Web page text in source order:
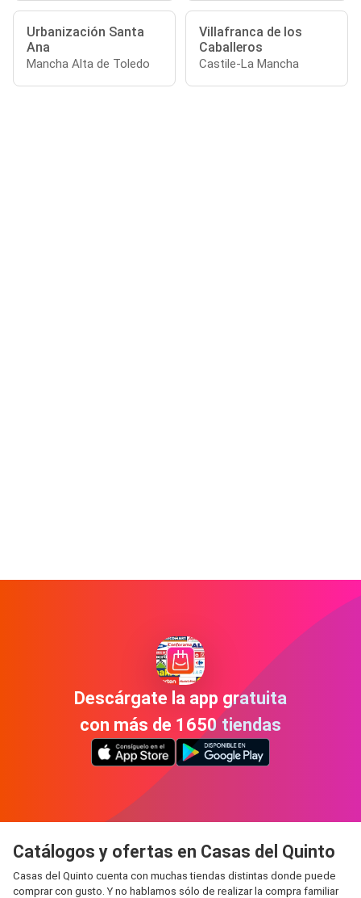
Urbanización Santa
Ana
Mancha Alta de Toledo
Villafranca de los
Caballeros
Castile-La Mancha
Descárgate la app gratuita
con más de 1650 tiendas
Catálogos y ofertas en Casas del Quinto
Casas del Quinto cuenta con muchas tiendas distintas donde puede
comprar con gusto. Y no hablamos sólo de realizar la compra familiar